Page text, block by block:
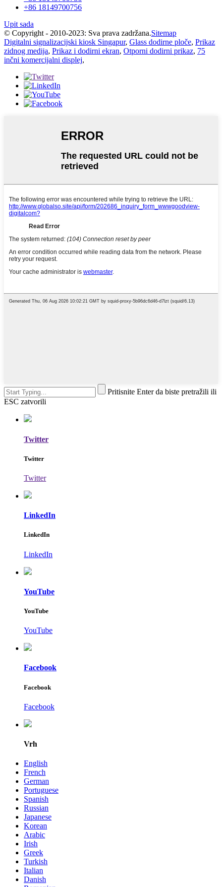
+86 18149700756
Upit sada
© Copyright - 2010-2023: Sva prava zadržana.Sitemap
Digitalni signalizacijski kiosk Singapur, Glass dodirne ploče, Prikaz
zidnog medija, Prikaz i dodirni ekran, Otporni dodirni prikaz, 75
inčni komercijalni displej,
Pritisnite Enter da biste pretražili ili
ESC zatvorili
Twitter
Twitter
Twitter
LinkedIn
LinkedIn
LinkedIn
YouTube
YouTube
YouTube
Facebook
Facebook
Facebook
Vrh
English
French
German
Portuguese
Spanish
Russian
Japanese
Korean
Arabic
Irish
Greek
Turkish
Italian
Danish